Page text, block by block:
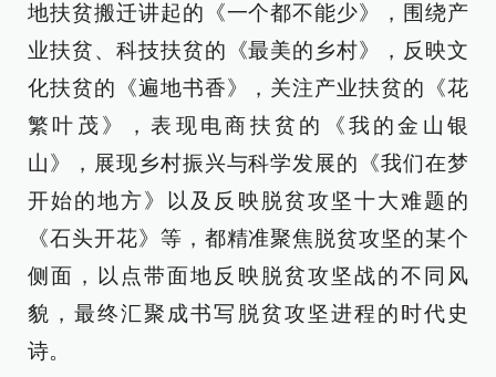
地扶贫搬迁讲起的《一个都不能少》，围绕产
业扶贫、科技扶贫的《最美的乡村》，反映文
化扶贫的《遍地书香》，关注产业扶贫的《花
繁叶茂》，表现电商扶贫的《我的金山银
山》，展现乡村振兴与科学发展的《我们在梦
开始的地方》以及反映脱贫攻坚十大难题的
《石头开花》等，都精准聚焦脱贫攻坚的某个
侧面，以点带面地反映脱贫攻坚战的不同风
貌，最终汇聚成书写脱贫攻坚进程的时代史
诗。